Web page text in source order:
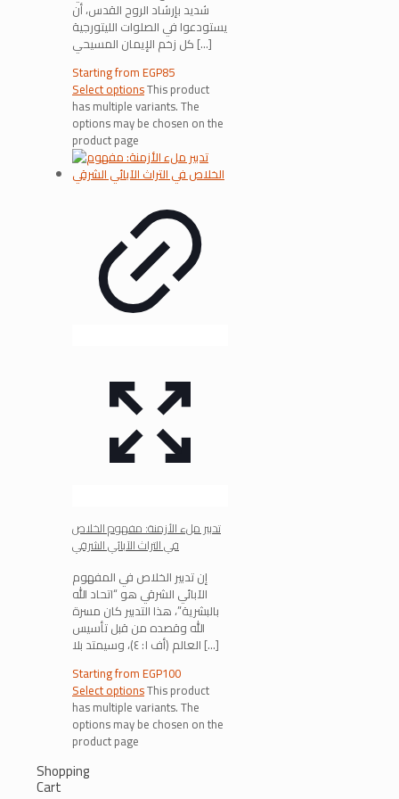
شديد بإرشاد الروح القدس، أن
يستودعوا في الصلوات الليتورجية
كل زخم الإيمان المسيحي […]
Starting fromEGP85
Select optionsThis product
has multiple variants. The
options may be chosen on the
product page
تدبير ملء الأزمنة: مفهوم الخلاص
في التراث الآبائي الشرقي
إن تدبير الخلاص في المفهوم
الآبائي الشرقي هو “اتحاد الله
بالبشرية”، هذا التدبير كان مسرة
الله وقصده من قبل تأسيس
العالم (أف ١: ٤)، وسيمتد بلا […]
Starting fromEGP100
Select optionsThis product
has multiple variants. The
options may be chosen on the
product page
Shopping
Cart